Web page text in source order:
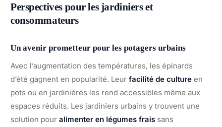
Perspectives pour les jardiniers et
consommateurs
Un avenir prometteur pour les potagers urbains
Avec l’augmentation des températures, les épinards
d’été gagnent en popularité. Leur facilité de culture en
pots ou en jardinières les rend accessibles même aux
espaces réduits. Les jardiniers urbains y trouvent une
solution pour alimenter en légumes frais sans